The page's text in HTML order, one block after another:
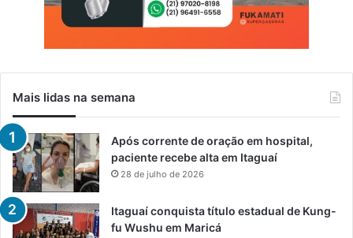
Mais lidas na semana
Após corrente de oração em hospital,
paciente recebe alta em Itaguaí
28 de julho de 2026
Itaguaí conquista título estadual de Kung-
fu Wushu em Maricá